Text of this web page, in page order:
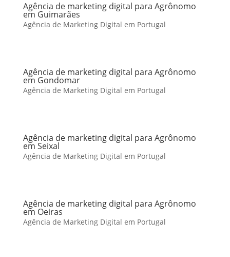
Agência de marketing digital para Agrônomo
em Guimarães
Agência de Marketing Digital em Portugal
Agência de marketing digital para Agrônomo
em Gondomar
Agência de Marketing Digital em Portugal
Agência de marketing digital para Agrônomo
em Seixal
Agência de Marketing Digital em Portugal
Agência de marketing digital para Agrônomo
em Oeiras
Agência de Marketing Digital em Portugal